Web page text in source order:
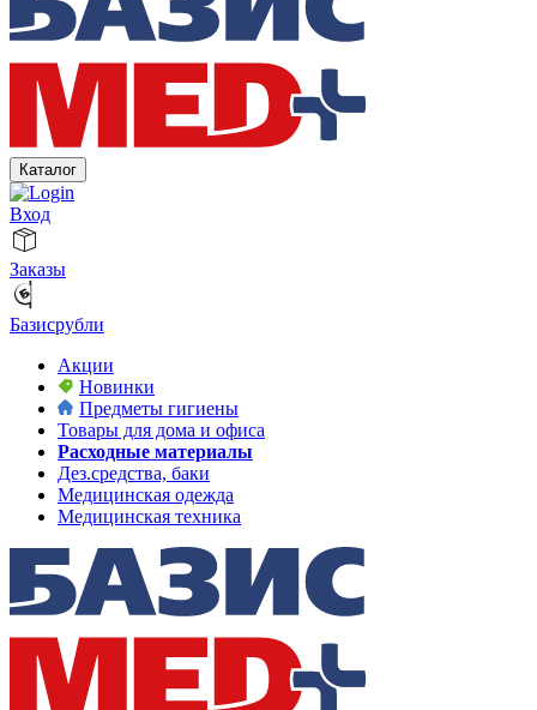
Каталог
Вход
Заказы
Базисрубли
Акции
Новинки
Предметы гигиены
Товары для дома и офиса
Расходные материалы
Дез.средства, баки
Медицинская одежда
Медицинская техника